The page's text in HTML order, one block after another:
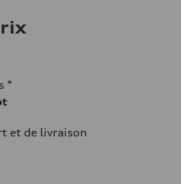
*
et de livraison